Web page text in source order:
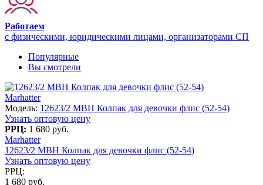
Работаем
с физическими, юридическими лицами, организаторами СП
Популярные
Вы смотрели
Marhatter
Модель: 12623/2 MBH Колпак для девочки флис (52-54)
Узнать оптовую цену
РРЦ: 1 680 руб.
Marhatter
12623/2 MBH Колпак для девочки флис (52-54)
Узнать оптовую цену
РРЦ:
1 680 руб.